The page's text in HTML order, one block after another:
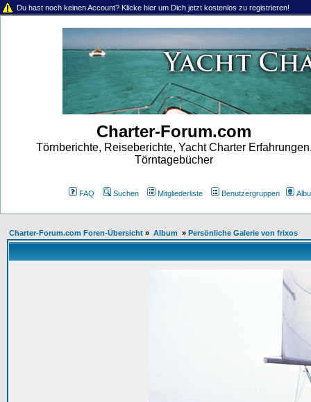
Du hast noch keinen Account? Klicke hier um Dich jetzt kostenlos zu registrieren!
Charter-Forum.com
Törnberichte, Reiseberichte, Yacht Charter
Törntagebücher
FAQ Suchen Mitgliederliste Benutzergruppen
Charter-Forum.com Foren-Übersicht » Album » Persönliche Galerie von frixos